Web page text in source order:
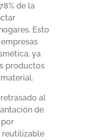
de la
Esto
ya
productos
al
de
por
reutilizable